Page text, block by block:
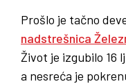
Prošlo je tačno
nadstrešnica
Život je izgubilo 16
a nesreća je